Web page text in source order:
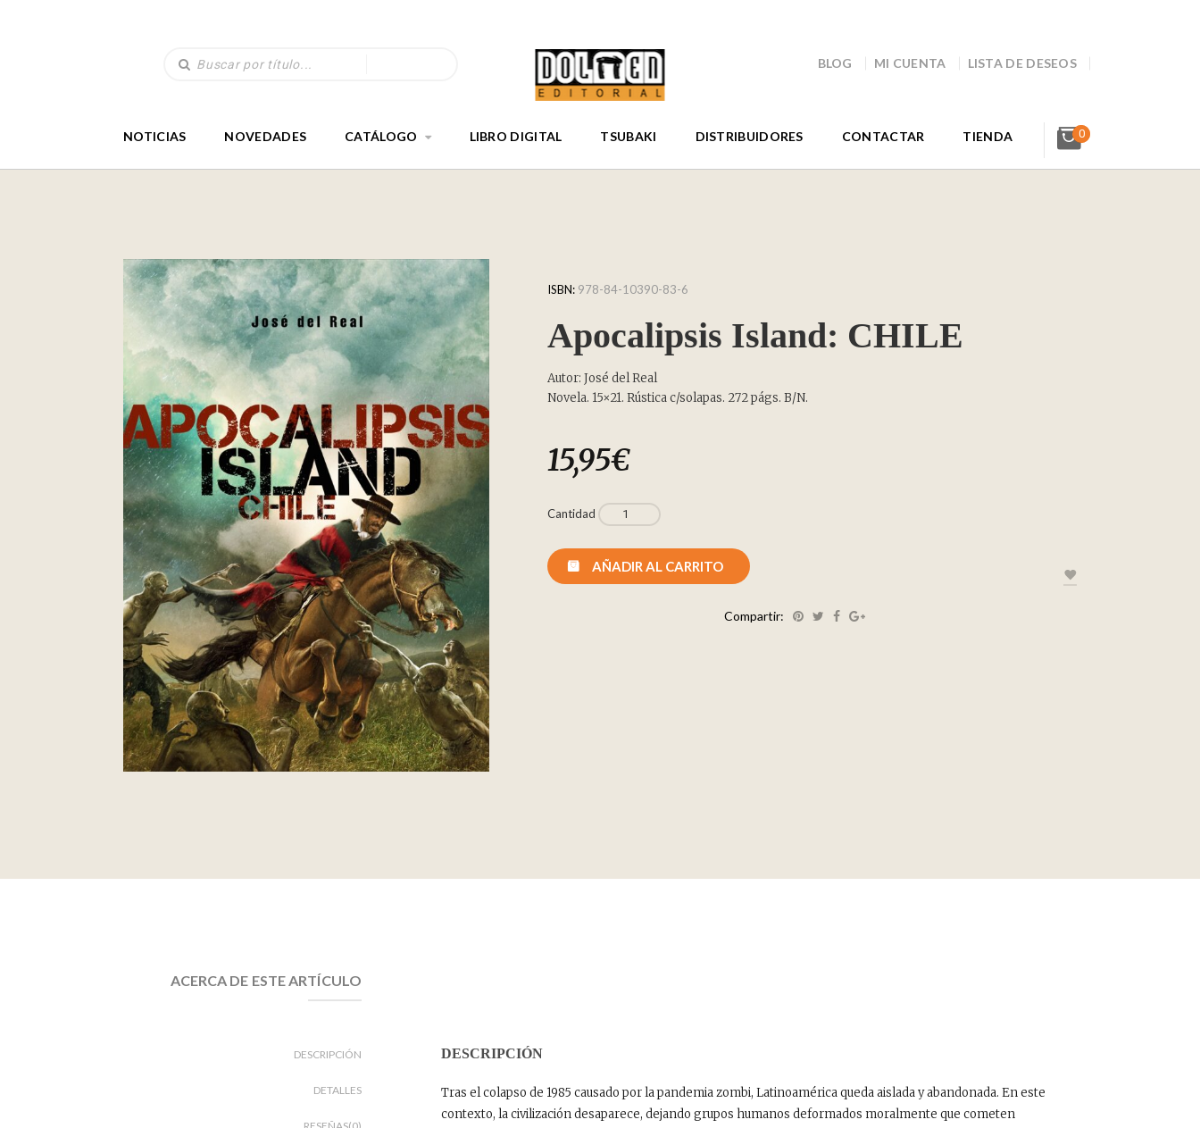
BLOG MI CUENTA LISTA DE DESEOS
NOTICIAS NOVEDADES CATÁLOGO LIBRO DIGITAL TSUBAKI DISTRIBUIDORES CONTACTAR TIENDA 0
ISBN: 978-84-10390-83-6
Apocalipsis Island: CHILE
Autor: José del Real
Novela. 15×21. Rústica c/solapas. 272 págs. B/N.
15,95€
Cantidad
AÑADIR AL CARRITO
Compartir:
ACERCA DE ESTE ARTÍCULO
DESCRIPCIÓN
DETALLES
DESCRIPCIÓN
Tras el colapso de 1985 causado por la pandemia zombi, Latinoamérica queda aislada y abandonada. En este
contexto, la civilización desaparece, dejando grupos humanos deformados moralmente que cometen